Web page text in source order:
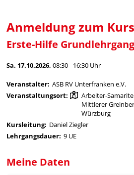
Anmeldung zum Kurs
Erste-Hilfe
Sa. 17.10.2026,08:30 - 16:30 Uhr
Veranstalter: ASB RV Unterfranken e.V.
Veranstaltungsort:
Arbeiter-
Mittlerer
Würzburg
Kursleitung: Daniel Ziegler
Lehrgangsdauer: 9 UE
Meine Daten